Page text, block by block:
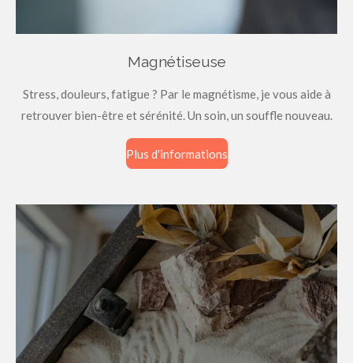
Magnétiseuse
Stress, douleurs, fatigue ? Par le magnétisme, je vous aide à
retrouver bien-être et sérénité. Un soin, un souffle nouveau.
Plus d'informations